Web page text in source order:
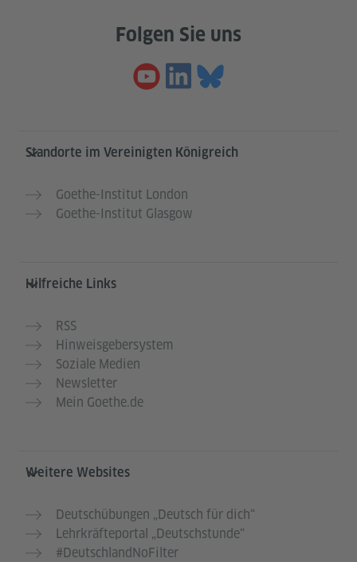
Folgen Sie uns
Service- und Informationsbereich
Standorte im Vereinigten Königreich
Goethe-Institut London
Goethe-Institut Glasgow
Hilfreiche Links
RSS
Hinweisgebersystem
Soziale Medien
Newsletter
Mein Goethe.de
Weitere Websites
Deutschübungen „Deutsch für dich“
Lehrkräfteportal „Deutschstunde“
#DeutschlandNoFilter